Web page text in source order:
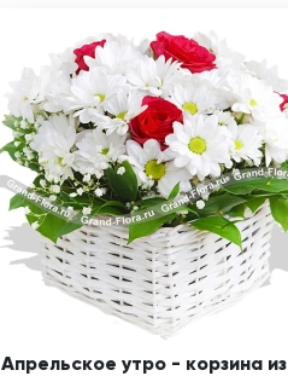
Апрельское утро - корзина из